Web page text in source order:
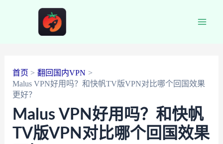
首页
翻回国内VPN
Malus VPN好用吗？和快帆TV版VPN对比哪个回国效果
更好？
Malus VPN好用吗？和快帆
TV版VPN对比哪个回国效果